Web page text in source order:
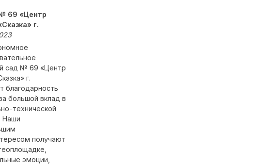
69 «Центр
г.
сад № 69 «Центр
г.
благодарность
большой вклад в
технической
Наши
получают
эмоции,